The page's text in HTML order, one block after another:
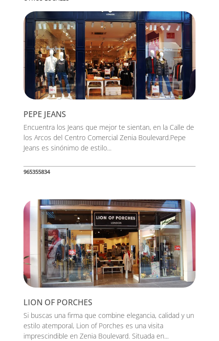
PEPE JEANS
Encuentra los Jeans que mejor te sientan, en la Calle de
los Arcos del Centro Comercial Zenia Boulevard.Pepe
Jeans es sinónimo de estilo...
965355834
LION OF PORCHES
Si buscas una firma que combine elegancia, calidad y un
estilo atemporal, Lion of Porches es una visita
imprescindible en Zenia Boulevard. Situada en...